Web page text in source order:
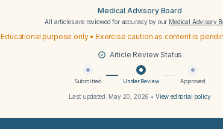
Medical Advisory Board
All articles are reviewed for accuracy by our Medical Advisory
Educational purpose only • Exercise caution as content is
Article Review Status
Submitted Under Review Approved
Last updated: May 20, 2026 • View editorial policy